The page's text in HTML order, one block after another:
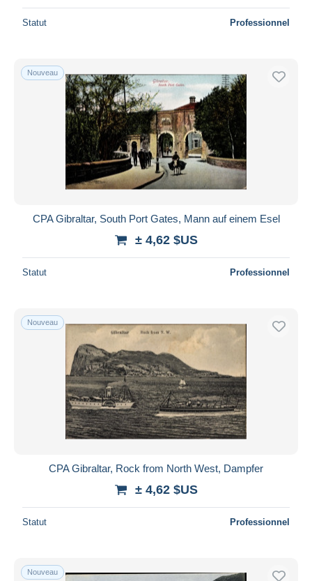
Statut Professionnel
Nouveau
CPA Gibraltar, South Port Gates, Mann auf einem Esel
± 4,62 $US
Statut Professionnel
Nouveau
CPA Gibraltar, Rock from North West, Dampfer
± 4,62 $US
Statut Professionnel
Nouveau